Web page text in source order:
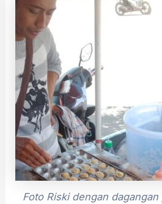
Foto Riski dengan